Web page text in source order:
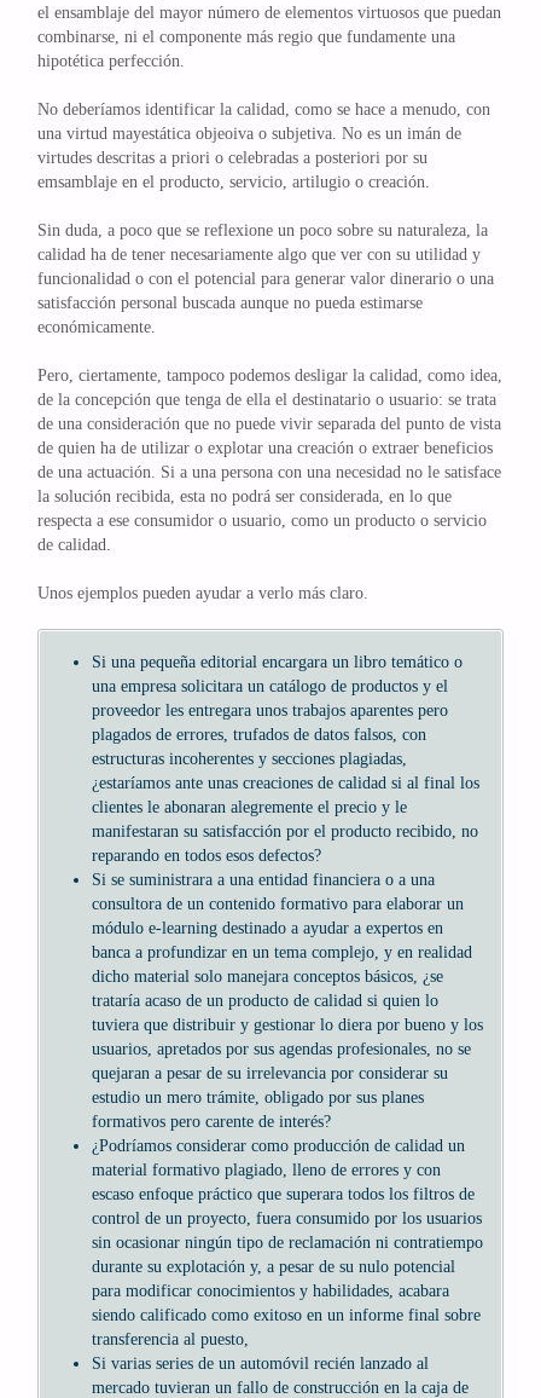
el ensamblaje del mayor número de elementos virtuosos que puedan
combinarse, ni el componente más regio que fundamente una
hipotética perfección.
No deberíamos identificar la calidad, como se hace a menudo, con
una virtud mayestática objeoiva o subjetiva. No es un imán de
virtudes descritas a priori o celebradas a posteriori por su
emsamblaje en el producto, servicio, artilugio o creación.
Sin duda, a poco que se reflexione un poco sobre su naturaleza, la
calidad ha de tener necesariamente algo que ver con su utilidad y
funcionalidad o con el potencial para generar valor dinerario o una
satisfacción personal buscada aunque no pueda estimarse
económicamente.
Pero, ciertamente, tampoco podemos desligar la calidad, como idea,
de la concepción que tenga de ella el destinatario o usuario: se trata
de una consideración que no puede vivir separada del punto de vista
de quien ha de utilizar o explotar una creación o extraer beneficios
de una actuación. Si a una persona con una necesidad no le satisface
la solución recibida, esta no podrá ser considerada, en lo que
respecta a ese consumidor o usuario, como un producto o servicio
de calidad.
Unos ejemplos pueden ayudar a verlo más claro.
Si una pequeña editorial encargara un libro temático o
una empresa solicitara un catálogo de productos y el
proveedor les entregara unos trabajos aparentes pero
plagados de errores, trufados de datos falsos, con
estructuras incoherentes y secciones plagiadas,
¿estaríamos ante unas creaciones de calidad si al final los
clientes le abonaran alegremente el precio y le
manifestaran su satisfacción por el producto recibido, no
reparando en todos esos defectos?
Si se suministrara a una entidad financiera o a una
consultora de un contenido formativo para elaborar un
módulo e-learning destinado a ayudar a expertos en
banca a profundizar en un tema complejo, y en realidad
dicho material solo manejara conceptos básicos, ¿se
trataría acaso de un producto de calidad si quien lo
tuviera que distribuir y gestionar lo diera por bueno y los
usuarios, apretados por sus agendas profesionales, no se
quejaran a pesar de su irrelevancia por considerar su
estudio un mero trámite, obligado por sus planes
formativos pero carente de interés?
¿Podríamos considerar como producción de calidad un
material formativo plagiado, lleno de errores y con
escaso enfoque práctico que superara todos los filtros de
control de un proyecto, fuera consumido por los usuarios
sin ocasionar ningún tipo de reclamación ni contratiempo
durante su explotación y, a pesar de su nulo potencial
para modificar conocimientos y habilidades, acabara
siendo calificado como exitoso en un informe final sobre
transferencia al puesto,
Si varias series de un automóvil recién lanzado al
mercado tuvieran un fallo de construcción en la caja de